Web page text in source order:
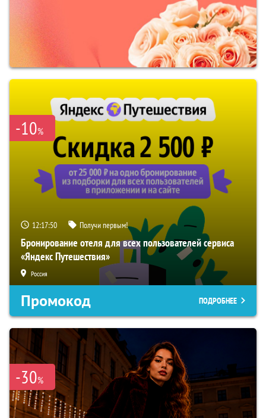
-10%
12:17:49 Получи первым!
Бронирование отеля для всех пользователей сервиса
«Яндекс Путешествия»
Россия
Промокод ПОДРОБНЕЕ
-30%